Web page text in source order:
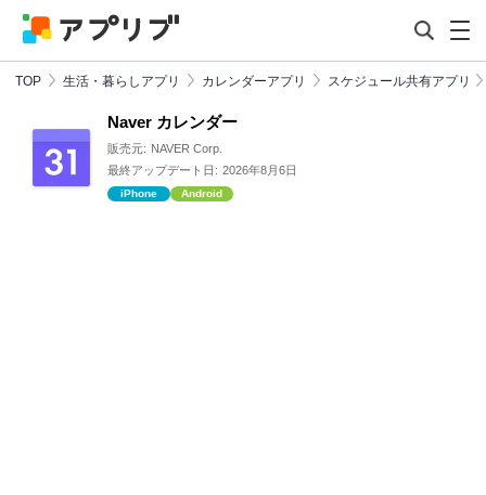
TOP 生活・暮らしアプリ カレンダーアプリ スケジュール共有アプリ
Naver カレンダー
販売元: NAVER Corp.
最終アップデート日: 2026年8月6日
iPhone Android